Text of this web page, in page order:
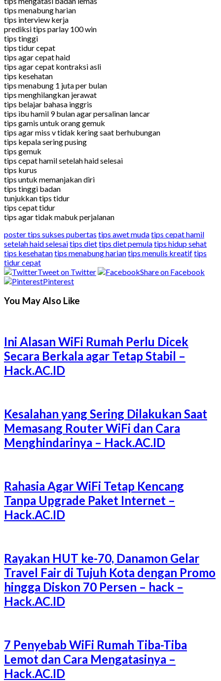
tips menabung harian
tips interview kerja
prediksi tips parlay 100 win
tips tinggi
tips tidur cepat
tips agar cepat haid
tips agar cepat kontraksi asli
tips kesehatan
tips menabung 1 juta per bulan
tips menghilangkan jerawat
tips belajar bahasa inggris
tips ibu hamil 9 bulan agar persalinan lancar
tips gamis untuk orang gemuk
tips agar miss v tidak kering saat berhubungan
tips kepala sering pusing
tips gemuk
tips cepat hamil setelah haid selesai
tips kurus
tips untuk memanjakan diri
tips tinggi badan
tunjukkan tips tidur
tips cepat tidur
tips agar tidak mabuk perjalanan
poster tips sukses pubertas tips awet mudatips cepat hamil
setelah haid selesaitips diettips diet pemulatips hidup sehat
tips kesehatantips menabung hariantips menulis kreatiftips
tidur cepat
Tweet on Twitter
Share on Facebook
Pinterest
You May Also Like
Ini Alasan WiFi Rumah Perlu Dicek
Secara Berkala agar Tetap Stabil –
Hack.AC.ID
Kesalahan yang Sering Dilakukan Saat
Memasang Router WiFi dan Cara
Menghindarinya – Hack.AC.ID
Rahasia Agar WiFi Tetap Kencang
Tanpa Upgrade Paket Internet –
Hack.AC.ID
Rayakan HUT ke-70, Danamon Gelar
Travel Fair di Tujuh Kota dengan Promo
hingga Diskon 70 Persen – hack –
Hack.AC.ID
7 Penyebab WiFi Rumah Tiba-Tiba
Lemot dan Cara Mengatasinya –
Hack.AC.ID